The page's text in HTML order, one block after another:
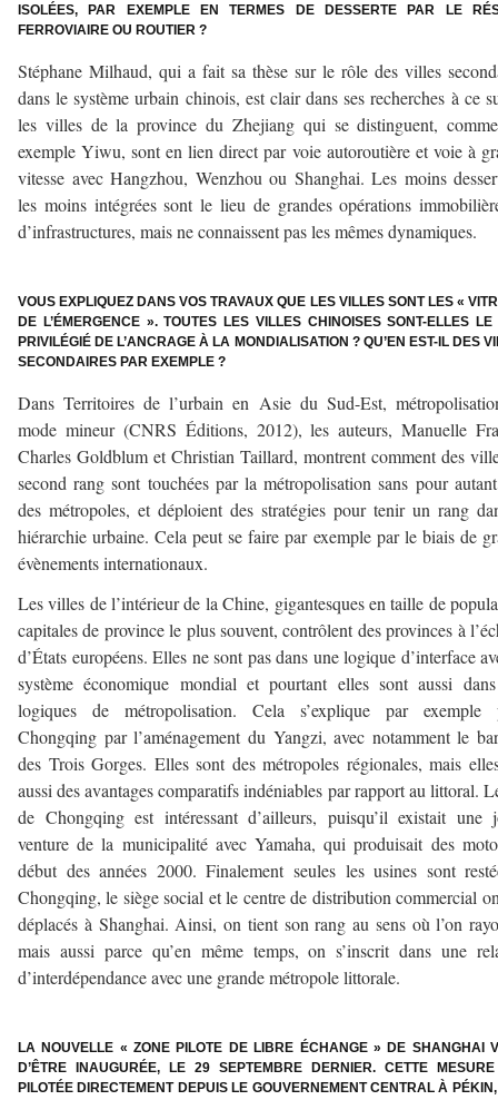
ISOLÉES, PAR EXEMPLE EN TERMES DE DESSERTE PAR LE
FERROVIAIRE OU ROUTIER ?
Stéphane Milhaud, qui a fait sa thèse sur le rôle des villes
dans le système urbain chinois, est clair dans ses recherches à ce
les villes de la province du Zhejiang qui se distinguent,
exemple Yiwu, sont en lien direct par voie autoroutière et voie à
vitesse avec Hangzhou, Wenzhou ou Shanghai. Les moins
les moins intégrées sont le lieu de grandes opérations
d’infrastructures, mais ne connaissent pas les mêmes dynamiques.
VOUS EXPLIQUEZ DANS VOS TRAVAUX QUE LES VILLES SONT LES «
DE L’ÉMERGENCE ». TOUTES LES VILLES CHINOISES SONT-ELLES LE
PRIVILÉGIÉ DE L’ANCRAGE À LA MONDIALISATION ? QU’EN EST-IL DES
SECONDAIRES PAR EXEMPLE ?
Dans Territoires de l’urbain en Asie du Sud-Est,
mode mineur (CNRS Éditions, 2012), les auteurs, Manuelle
Charles Goldblum et Christian Taillard, montrent comment des
second rang sont touchées par la métropolisation sans pour
des métropoles, et déploient des stratégies pour tenir un rang
hiérarchie urbaine. Cela peut se faire par exemple par le biais de
évènements internationaux.
Les villes de l’intérieur de la Chine, gigantesques en taille de
capitales de province le plus souvent, contrôlent des provinces à
d’États européens. Elles ne sont pas dans une logique d’interface
système économique mondial et pourtant elles sont aussi
logiques de métropolisation. Cela s’explique par exemple
Chongqing par l’aménagement du Yangzi, avec notamment le
des Trois Gorges. Elles sont des métropoles régionales, mais
aussi des avantages comparatifs indéniables par rapport au littoral.
de Chongqing est intéressant d’ailleurs, puisqu’il existait une
venture de la municipalité avec Yamaha, qui produisait des
début des années 2000. Finalement seules les usines sont
Chongqing, le siège social et le centre de distribution commercial
déplacés à Shanghai. Ainsi, on tient son rang au sens où l’on
mais aussi parce qu’en même temps, on s’inscrit dans une
d’interdépendance avec une grande métropole littorale.
LA NOUVELLE « ZONE PILOTE DE LIBRE ÉCHANGE » DE SHANGHAI
D’ÊTRE INAUGURÉE, LE 29 SEPTEMBRE DERNIER. CETTE
PILOTÉE DIRECTEMENT DEPUIS LE GOUVERNEMENT CENTRAL À PÉKIN,